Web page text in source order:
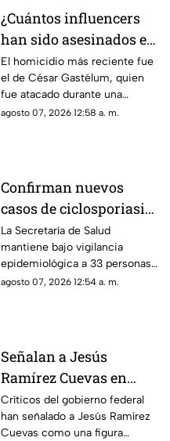
¿Cuántos influencers
han sido asesinados en
Culiacán desde 2024?
César Gastélum el más
reciente
El homicidio más reciente fue
el de César Gastélum, quien
fue atacado durante una
transmisión en vivo.
agosto 07, 2026 12:58 a. m.
Confirman nuevos
casos de ciclosporiasis
en México; este estado
concentra la mayor
cifra
La Secretaría de Salud
mantiene bajo vigilancia
epidemiológica a 33 personas
diagnosticadas con
agosto 07, 2026 12:54 a. m.
Señalan a Jesús
Ramírez Cuevas en
debate sobre regulación
y libertad de expresión
Críticos del gobierno federal
han señalado a Jesús Ramírez
Cuevas como una figura